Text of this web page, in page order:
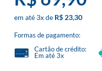
3x R$ 23,30
Formas de pagamento:
Cartão de crédito:
Em até 3x